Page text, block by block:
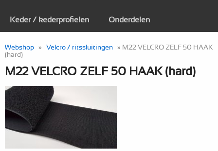
Keder / kederprofielen Onderdelen
Webshop » Velcro / ritssluitingen » M22 VELCRO ZELF 50 HAAK
(hard)
M22 VELCRO ZELF 50 HAAK (hard)